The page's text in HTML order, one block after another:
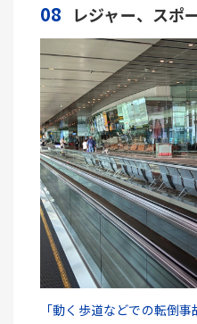
08 レジャー、スポ
「動く歩道などでの転倒